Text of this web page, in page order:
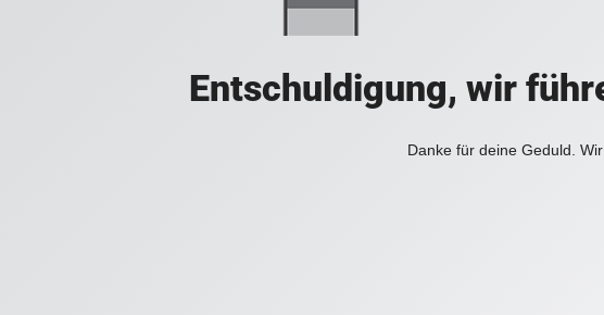
Entschuldigung, wir
Danke für deine Geduld.